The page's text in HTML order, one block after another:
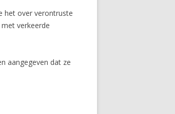
het over verontruste
verkeerde
aangegeven dat ze